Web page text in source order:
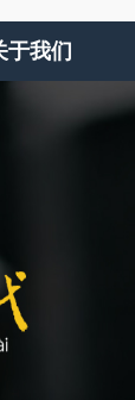
于我们